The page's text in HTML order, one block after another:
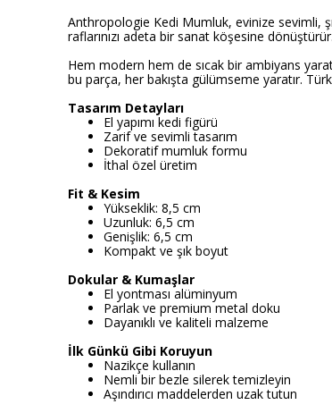
Anthropologie Kedi Mumluk, evinize sevimli,
raflarınızı adeta bir sanat köşesine dönüştürür.
Hem modern hem de sıcak bir ambiyans
bu parça, her bakışta gülümseme yaratır.
Tasarım Detayları
El yapımı kedi figürü
Zarif ve sevimli tasarım
Dekoratif mumluk formu
İthal özel üretim
Fit & Kesim
Yükseklik: 8,5 cm
Uzunluk: 6,5 cm
Genişlik: 6,5 cm
Kompakt ve şık boyut
Dokular & Kumaşlar
El yontması alüminyum
Parlak ve premium metal doku
Dayanıklı ve kaliteli malzeme
İlk Günkü Gibi Koruyun
Nazikçe kullanın
Nemli bir bezle silerek temizleyin
Aşındırıcı maddelerden uzak tutun